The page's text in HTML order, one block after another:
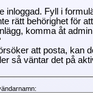
inloggad. Fyll i
rätt behörighet för
komma åt
att posta, kan
så väntar det på